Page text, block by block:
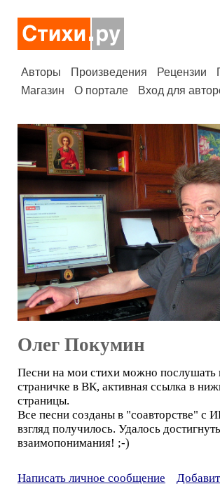
Авторы Произведения Рецензии
Магазин
О портале Вход для
Олег Покумин
Песни на мои стихи можно послушать
страничке в ВК, активная ссылка в
страницы.
Все песни созданы в "соавторстве" с
взгляд получилось. Удалось достигнуть
взаимопонимания! ;-)
Написать личное сообщение